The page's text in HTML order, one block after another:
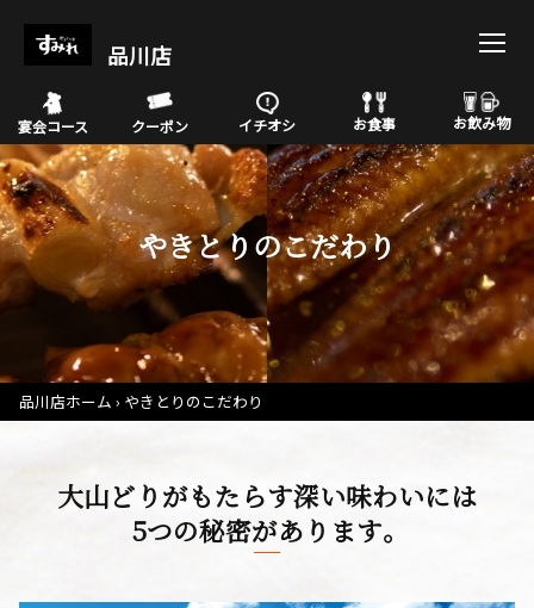
品川店
宴会コース クーポン イチオシ お食事 お飲み物
やきとりのこだわり
品川店ホーム やきとりのこだわり
大山どりがもたらす深い味わいには
5つの秘密があります。